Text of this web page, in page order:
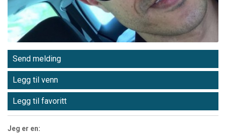
Send melding
Legg til venn
Legg til favoritt
Jeg er en: